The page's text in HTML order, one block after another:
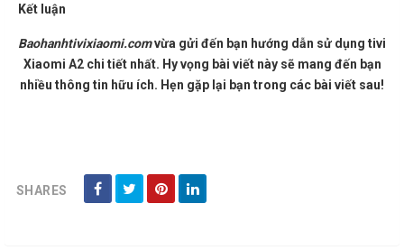
Kết luận
Baohanhtivixiaomi.comvừa gửi đến bạn hướng dẫn sử dụng tivi
Xiaomi A2 chi tiết nhất. Hy vọng bài viết này sẽ mang đến bạn
nhiều thông tin hữu ích. Hẹn gặp lại bạn trong các bài viết sau!
SHARES